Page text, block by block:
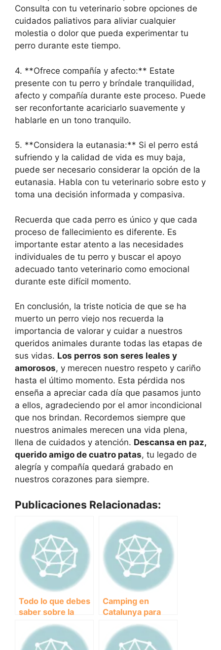
Consulta con tu veterinario sobre opciones de
cuidados paliativos para aliviar cualquier
molestia o dolor que pueda experimentar tu
perro durante este tiempo.
4. **Ofrece compañía y afecto:** Estate
presente con tu perro y bríndale tranquilidad,
afecto y compañía durante este proceso. Puede
ser reconfortante acariciarlo suavemente y
hablarle en un tono tranquilo.
5. **Considera la eutanasia:** Si el perro está
sufriendo y la calidad de vida es muy baja,
puede ser necesario considerar la opción de la
eutanasia. Habla con tu veterinario sobre esto y
toma una decisión informada y compasiva.
Recuerda que cada perro es único y que cada
proceso de fallecimiento es diferente. Es
importante estar atento a las necesidades
individuales de tu perro y buscar el apoyo
adecuado tanto veterinario como emocional
durante este difícil momento.
En conclusión, la triste noticia de que se ha
muerto un perro viejo nos recuerda la
importancia de valorar y cuidar a nuestros
queridos animales durante todas las etapas de
sus vidas. Los perros son seres leales y
amorosos, y merecen nuestro respeto y cariño
hasta el último momento. Esta pérdida nos
enseña a apreciar cada día que pasamos junto
a ellos, agradeciendo por el amor incondicional
que nos brindan. Recordemos siempre que
nuestros animales merecen una vida plena,
llena de cuidados y atención. Descansa en paz,
querido amigo de cuatro patas, tu legado de
alegría y compañía quedará grabado en
nuestros corazones para siempre.
Publicaciones Relacionadas:
Todo lo que debes
saber sobre la
dieta BARF para
perros: ¿qué es y
cómo
Camping en
Catalunya para
disfrutar con tu
perro: los mejores
destinos y